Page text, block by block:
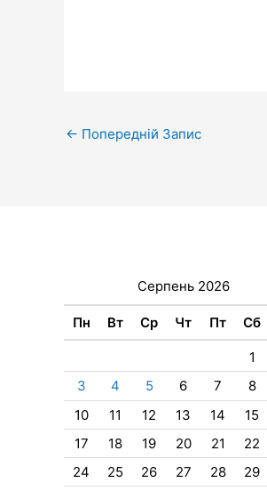
← Попередній Запис
Серпень 2026
Пн Вт Ср Чт Пт Сб
1
3
4 5 6 7 8
10
11 12 13 14 15
17
18 19 20 21 22
24
25 26 27 28 29